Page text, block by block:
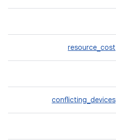
resource_cost
conflicting_devices